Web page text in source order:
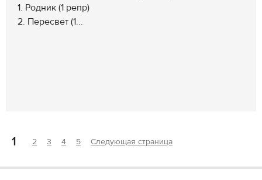
1. Родник (1 репр)
2. Пересвет (1...
1 2 3 4 5 Следующая страница